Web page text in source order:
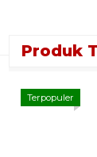
Produk
Terpopuler